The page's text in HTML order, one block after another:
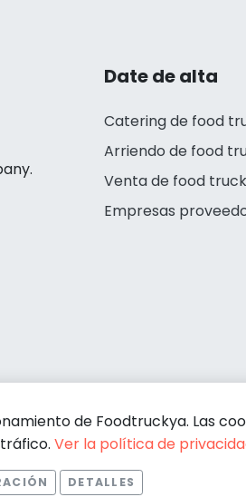
Date de alta
Catering de food
Arriendo de food
Venta de food truck
Empresas
de Foodtruckya. Las
Ver la política de
DETALLES